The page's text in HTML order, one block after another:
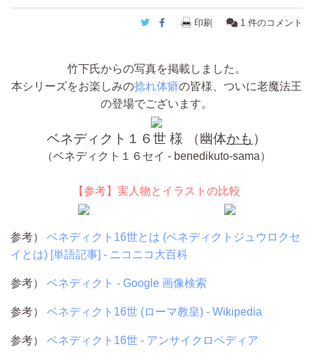
Twitter
Facebook
印刷 1 件のコメント
竹下氏からの写真を掲載しました。
本シリーズをお楽しみの捻れ体癖の皆様、ついに老魔法王
の登場でございます。
ベネディクト１６世 様 （幽体かも ）
（ベネディクト１６セイ - benedikuto-sama）
【参考】実人物とイラストの比較
参考） ベネディクト16世とは (ベネディクトジュウロクセ
イとは) [単語記事] - ニコニコ大百科
参考） ベネディクト - Google 画像検索
参考） ベネディクト16世 (ローマ教皇) - Wikipedia
参考） ベネディクト16世 - アンサイクロペディア